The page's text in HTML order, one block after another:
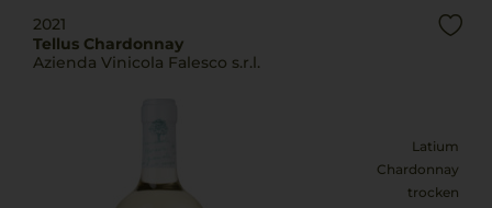
2021
Tellus Chardonnay
Azienda Vinicola Falesco s.r.l.
Latium
Chardonnay
trocken